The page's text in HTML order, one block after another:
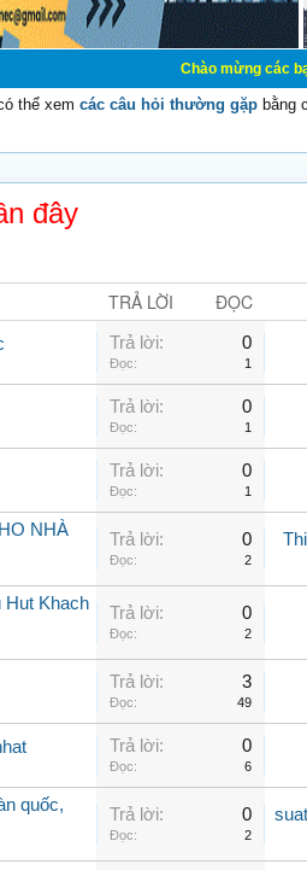
Chào mừng các bạn đến với
thể xem các câu hỏi thường gặp bằng
đây
TRẢ LỜI ĐỌC
Trả lời: 0
Đọc: 1
Trả lời: 0
Đọc: 1
Trả lời: 0
Đọc: 1
NHÀ
Trả lời: 0
Đọc: 2
Hut Khach
Trả lời: 0
Đọc: 2
Trả lời: 3
Đọc: 49
Trả lời: 0
Đọc: 6
quốc,
Trả lời: 0
Đọc: 2